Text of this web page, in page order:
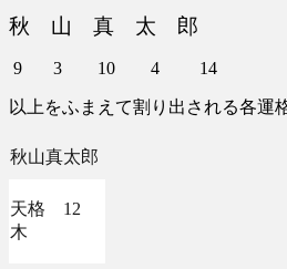
秋 山 真 太 郎
9 3 10 4 14
以上をふまえて割り出される各運
秋山真太郎
天格 12
木